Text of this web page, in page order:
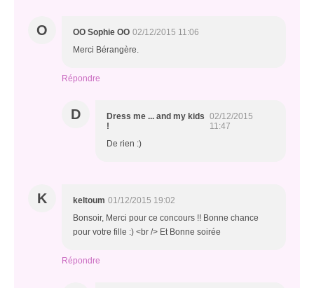
O OO Sophie OO 02/12/2015 11:06
Merci Bérangère.
Répondre
D
Dress me ... and my kids
!
02/12/2015
11:47
De rien :)
K keltoum 01/12/2015 19:02
Bonsoir, Merci pour ce concours !! Bonne chance
pour votre fille :) <br /> Et Bonne soirée
Répondre